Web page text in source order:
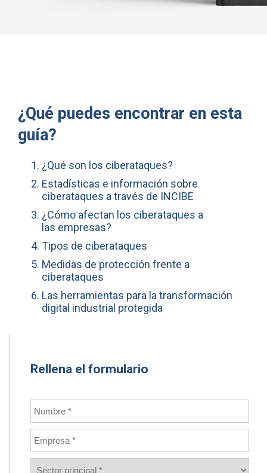
¿Qué puedes encontrar en esta
guía?
¿Qué son los ciberataques?
Estadísticas e información sobre
ciberataques a través de INCIBE
¿Cómo afectan los ciberataques a
las empresas?
Tipos de ciberataques
Medidas de protección frente a
ciberataques
Las herramientas para la transformación
digital industrial protegida
Rellena el formulario